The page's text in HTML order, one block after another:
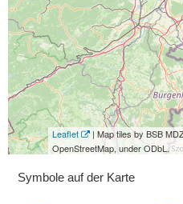
Leaflet
| Map tiles by BSB
OpenStreetMap, under ODbL.
Symbole auf der Karte